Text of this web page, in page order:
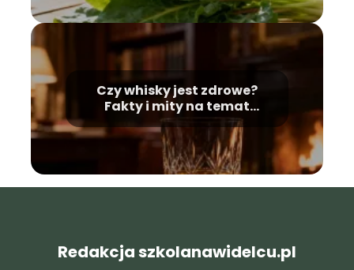
Czy whisky jest zdrowe?
Fakty i mity na temat
alkoholu
Redakcja szkolanawidelcu.pl